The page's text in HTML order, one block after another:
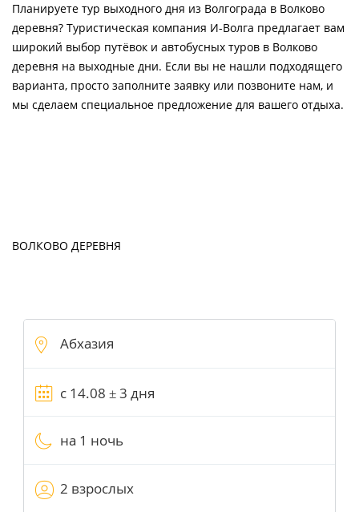
Планируете тур выходного дня из Волгограда в Волково
деревня? Туристическая компания И-Волга предлагает вам
широкий выбор путёвок и автобусных туров в Волково
деревня на выходные дни. Если вы не нашли подходящего
варианта, просто заполните заявку или позвоните нам, и
мы сделаем специальное предложение для вашего отдыха.
ВОЛКОВО ДЕРЕВНЯ
на 1 ночь
2 взрослых